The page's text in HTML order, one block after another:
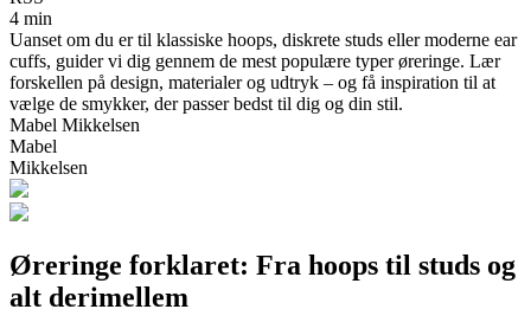
4 min
Uanset om du er til klassiske hoops, diskrete studs eller moderne ear
cuffs, guider vi dig gennem de mest populære typer øreringe. Lær
forskellen på design, materialer og udtryk – og få inspiration til at
vælge de smykker, der passer bedst til dig og din stil.
Mabel Mikkelsen
Mabel
Mikkelsen
Øreringe forklaret: Fra hoops til studs og
alt derimellem